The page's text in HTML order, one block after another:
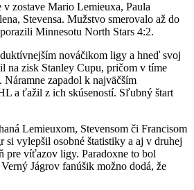
v zostave Mario Lemieuxa, Paula
Stevensa. Mužstvo smerovalo až do
Minnesotu North Stars 4:2.
nováčikom ligy a hneď svoj
na zisk Stanley Cupu, pričom v tíme
zapadol k najväčším
a ťažil z ich skúseností. Sľubný štart
Lemieuxom, Stevensom či Francisom
si vylepšil osobné štatistiky a aj v druhej
pre víťazov ligy. Paradoxne to bol
Jágrov fanúšik možno dodá, že